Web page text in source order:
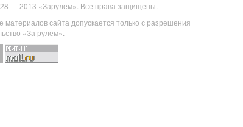
— 2013 «Зарулем». Все права защищены.
материалов сайта допускается только с разрешения
«За рулем».